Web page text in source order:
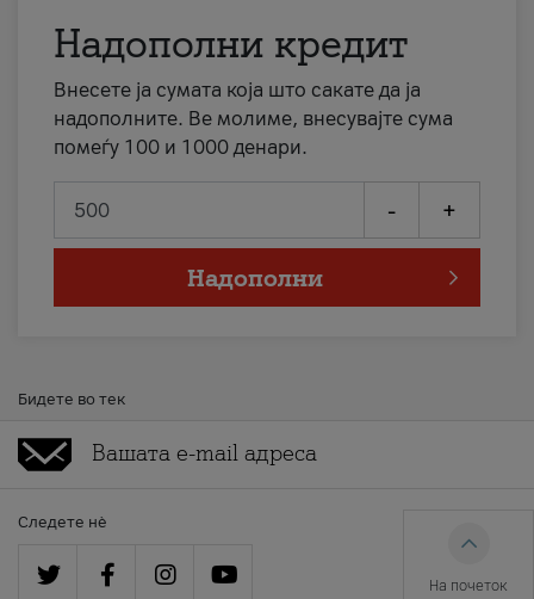
Надополни кредит
Внесете ја сумата која што сакате да ја
надополните. Ве молиме, внесувајте сума
помеѓу 100 и 1000 денари.
- +
Надополни
Бидете во тек
Следете нè
На почеток